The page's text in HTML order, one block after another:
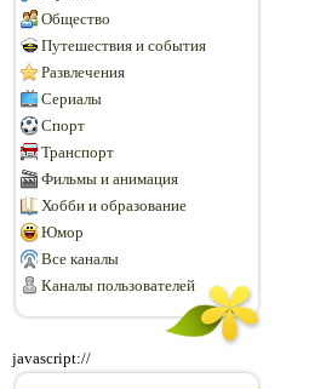
Общество
Путешествия и события
Развлечения
Сериалы
Спорт
Транспорт
Фильмы и анимация
Хобби и образование
Юмор
Все каналы
Каналы пользователей
javascript://